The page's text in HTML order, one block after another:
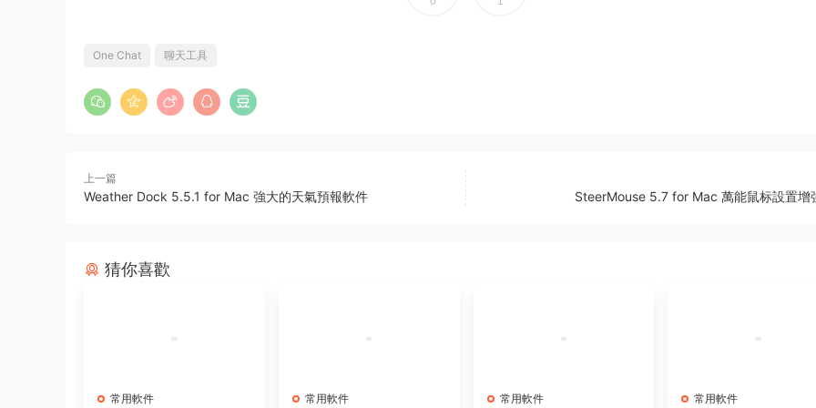
One Chat 聊天工具
上一篇
Weather Dock 5.5.1 for Mac 強大的天氣預報軟件 SteerMouse 5.7 for Mac 萬能鼠标設置增
猜你喜歡
常用軟件 常用軟件 常用軟件 常用軟件